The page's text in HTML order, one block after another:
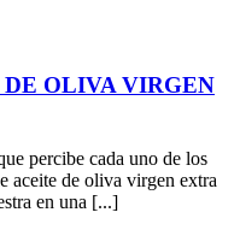
OLIVA VIRGEN
percibe cada uno de los
aceite de oliva virgen extra
en una [...]